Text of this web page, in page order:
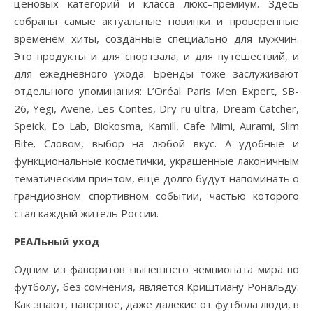
ценовых категорий и класса люкс–премиум. Здесь
собраны самые актуальные новинки и проверенные
временем хиты, созданные специально для мужчин.
Это продукты и для спортзала, и для путешествий, и
для ежедневного ухода. Бренды тоже заслуживают
отдельного упоминания: L’Oréal Paris Men Expert, SB-
26, Yegi, Avene, Les Contes, Dry ru ultra, Dream Catcher,
Speick, Eo Lab, Biokosma, Kamill, Cafe Mimi, Aurami, Slim
Bite. Словом, выбор на любой вкус. А удобные и
функциональные косметички, украшенные лаконичным
тематическим принтом, еще долго будут напоминать о
грандиозном спортивном событии, частью которого
стал каждый житель России.
РЕАЛьный уход
Одним из фаворитов нынешнего чемпионата мира по
футболу, без сомнения, является Криштиану Рональду.
Как знают, наверное, даже далекие от футбола люди, в